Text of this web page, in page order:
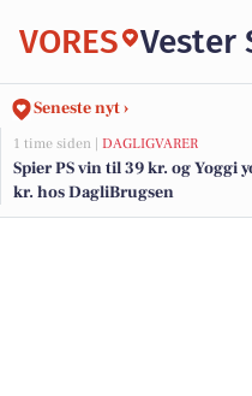
VORES Vester
Seneste nyt ›
1 time siden | DAGLIGVARER
Spier PS vin til 39 kr. og Yoggi
kr. hos DagliBrugsen